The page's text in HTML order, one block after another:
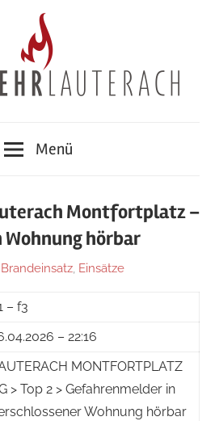
Menü
Montfortplatz –
hörbar
Brandeinsatz, Einsätze
– f3
– 22:16
MONTFORTPLATZ
> Top 2 > Gefahrenmelder in
Wohnung hörbar